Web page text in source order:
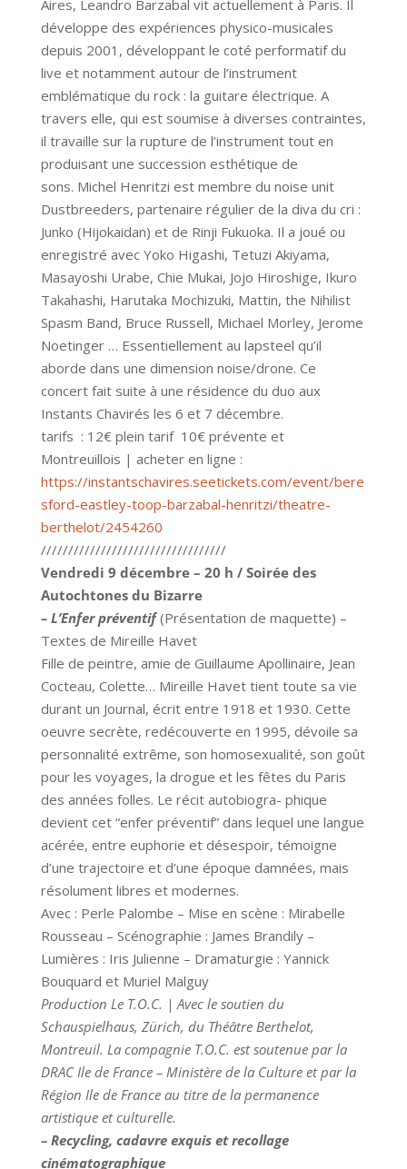
Aires, Leandro Barzabal vit actuellement à Paris. Il
développe des expériences physico-musicales
depuis 2001, développant le coté performatif du
live et notamment autour de l’instrument
emblématique du rock : la guitare électrique. A
travers elle, qui est soumise à diverses contraintes,
il travaille sur la rupture de l’instrument tout en
produisant une succession esthétique de
sons. Michel Henritzi est membre du noise unit
Dustbreeders, partenaire régulier de la diva du cri :
Junko (Hijokaidan) et de Rinji Fukuoka. Il a joué ou
enregistré avec Yoko Higashi, Tetuzi Akiyama,
Masayoshi Urabe, Chie Mukai, Jojo Hiroshige, Ikuro
Takahashi, Harutaka Mochizuki, Mattin, the Nihilist
Spasm Band, Bruce Russell, Michael Morley, Jerome
Noetinger … Essentiellement au lapsteel qu’il
aborde dans une dimension noise/drone. Ce
concert fait suite à une résidence du duo aux
Instants Chavirés les 6 et 7 décembre.
tarifs : 12€ plein tarif 10€ prévente et
Montreuillois | acheter en ligne :
https://instantschavires.seetickets.com/event/bere
sford-eastley-toop-barzabal-henritzi/theatre-
berthelot/2454260
//////////////////////////////////
Vendredi 9 décembre – 20 h / Soirée des
Autochtones du Bizarre
– L’Enfer préventif(Présentation de maquette) –
Textes de Mireille Havet
Fille de peintre, amie de Guillaume Apollinaire, Jean
Cocteau, Colette… Mireille Havet tient toute sa vie
durant un Journal, écrit entre 1918 et 1930. Cette
oeuvre secrète, redécouverte en 1995, dévoile sa
personnalité extrême, son homosexualité, son goût
pour les voyages, la drogue et les fêtes du Paris
des années folles. Le récit autobiogra- phique
devient cet “enfer préventif” dans lequel une langue
acérée, entre euphorie et désespoir, témoigne
d’une trajectoire et d’une époque damnées, mais
résolument libres et modernes.
Avec : Perle Palombe – Mise en scène : Mirabelle
Rousseau – Scénographie : James Brandily –
Lumières : Iris Julienne – Dramaturgie : Yannick
Bouquard et Muriel Malguy
Production Le T.O.C. | Avec le soutien du
Schauspielhaus, Zürich, du Théâtre Berthelot,
Montreuil. La compagnie T.O.C. est soutenue par la
DRAC Ile de France – Ministère de la Culture et par la
Région Ile de France au titre de la permanence
artistique et culturelle.
– Recycling, cadavre exquis et recollage
cinématographique